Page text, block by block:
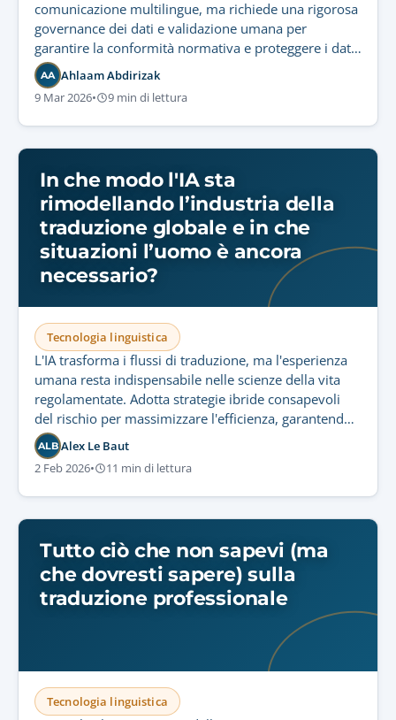
comunicazione multilingue, ma richiede una rigorosa
governance dei dati e validazione umana per
garantire la conformità normativa e proteggere i dati
audio sensibili.
AA Ahlaam Abdirizak
9 Mar 2026• 9 min di lettura
In che modo l'IA sta
rimodellando l’industria della
traduzione globale e in che
situazioni l’uomo è ancora
necessario?
Tecnologia linguistica
L'IA trasforma i flussi di traduzione, ma l'esperienza
umana resta indispensabile nelle scienze della vita
regolamentate. Adotta strategie ibride consapevoli
del rischio per massimizzare l'efficienza, garantendo
conformità rigorosa e sicurezza del paziente.
ALB Alex Le Baut
2 Feb 2026• 11 min di lettura
Tutto ciò che non sapevi (ma
che dovresti sapere) sulla
traduzione professionale
Tecnologia linguistica